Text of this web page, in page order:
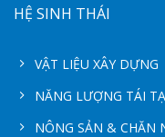
HỆ SINH THÁI
VẬT LIỆU XÂY DỰNG
NĂNG LƯỢNG TÁI
NÔNG SẢN & CHĂN